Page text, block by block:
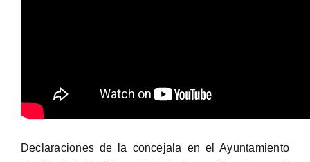
Declaraciones de la concejala en el Ayuntamiento